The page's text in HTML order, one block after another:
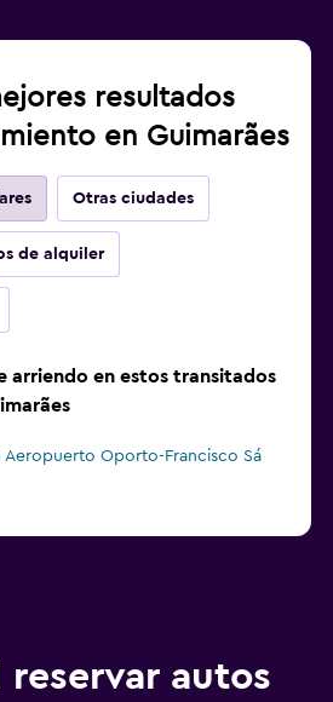
resultados
en Guimarães
Otras ciudades
de alquiler
arriendo en estos transitados
Oporto-Francisco Sá
reservar autos